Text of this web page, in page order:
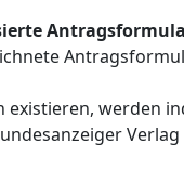
existieren, werden